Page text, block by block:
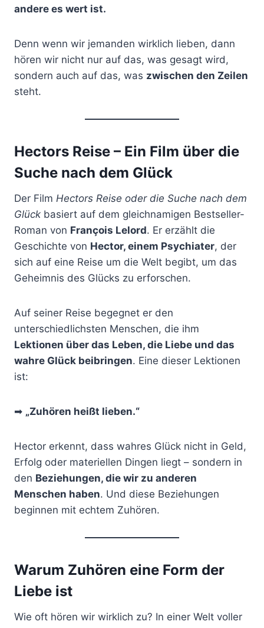
andere es wert ist.
Denn wenn wir jemanden wirklich lieben, dann
hören wir nicht nur auf das, was gesagt wird,
sondern auch auf das, was zwischen den Zeilen
steht.
Hectors Reise – Ein Film über die
Suche nach dem Glück
Der Film Hectors Reise oder die Suche nach dem
Glück basiert auf dem gleichnamigen Bestseller-
Roman von François Lelord. Er erzählt die
Geschichte von Hector, einem Psychiater, der
sich auf eine Reise um die Welt begibt, um das
Geheimnis des Glücks zu erforschen.
Auf seiner Reise begegnet er den
unterschiedlichsten Menschen, die ihm
Lektionen über das Leben, die Liebe und das
wahre Glück beibringen. Eine dieser Lektionen
ist:
➡ „Zuhören heißt lieben.“
Hector erkennt, dass wahres Glück nicht in Geld,
Erfolg oder materiellen Dingen liegt – sondern in
den Beziehungen, die wir zu anderen
Menschen haben. Und diese Beziehungen
beginnen mit echtem Zuhören.
Warum Zuhören eine Form der
Liebe ist
Wie oft hören wir wirklich zu? In einer Welt voller